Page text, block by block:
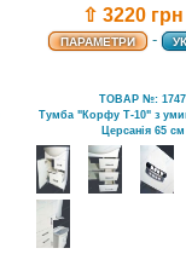
⇧ 3220
ПАРАМЕТРИ -
ТОВАР №: 1747
Тумба "Корфу Т-10" з
Церсанія 65 см